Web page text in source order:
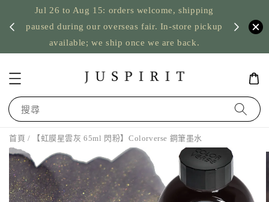
Jul 26 to Aug 15: orders welcome, shipping
paused during our overseas fair. In-store pickup
available; we ship once we are back.
US
搜尋
首頁 / 【虹膜星雲灰 65ml 閃粉】Colorverse 鋼筆墨水